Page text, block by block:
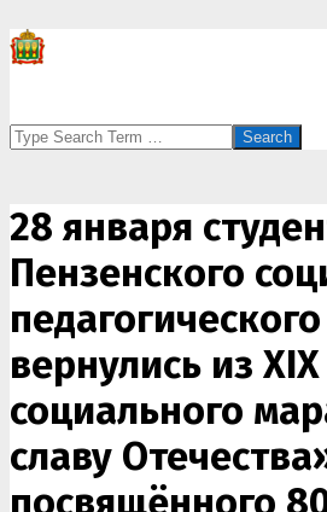
Search
28 января
Пензенского
вернулись из XIX
социального
славу
посвящённого